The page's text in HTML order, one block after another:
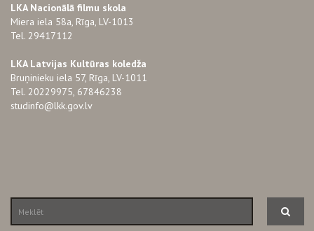
LKA Nacionālā filmu skola
Miera iela 58a, Rīga, LV-1013
Tel. 29417112
LKA Latvijas Kultūras koledža
Bruņinieku iela 57, Rīga, LV-1011
Tel. 20229975, 67846238
studinfo@lkk.gov.lv